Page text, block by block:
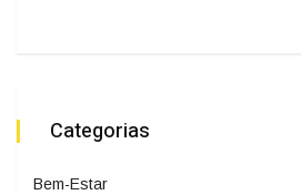
Categorias
Bem-Estar